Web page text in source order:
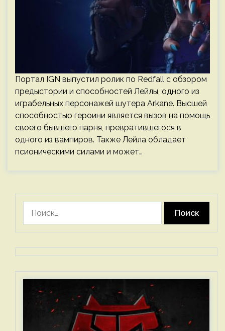
Портал IGN выпустил ролик по Redfall с обзором
предыстории и способностей Лейлы, одного из
играбельных персонажей шутера Arkane. Высшей
способностью героини является вызов на помощь
своего бывшего парня, превратившегося в
одного из вампиров. Также Лейла обладает
псионическими силами и может…